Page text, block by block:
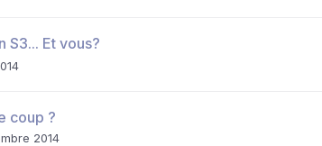
S3... Et vous?
coup ?
2014